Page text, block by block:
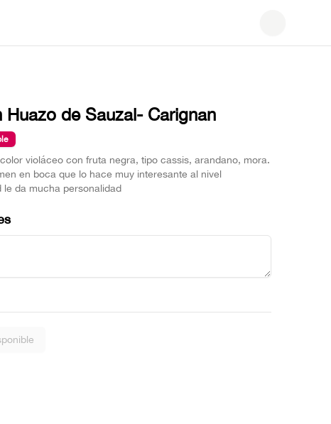
Huazo de Sauzal- Carignan
violáceo con fruta negra, tipo cassis, arandano, mora.
en boca que lo hace muy interesante al nivel
da mucha personalidad